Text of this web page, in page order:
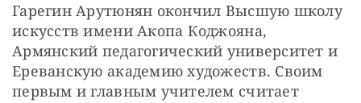
Гарегин Арутюнян окончил Высшую школу
искусств имени Акопа Коджояна,
Армянский педагогический университет и
Ереванскую академию художеств. Своим
первым и главным учителем считает